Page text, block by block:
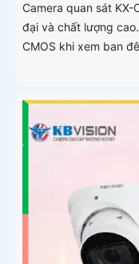
Camera quan sát KX-
đại và chất lượng
CMOS khi xem ban